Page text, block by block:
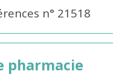
n° 21518
pharmacie